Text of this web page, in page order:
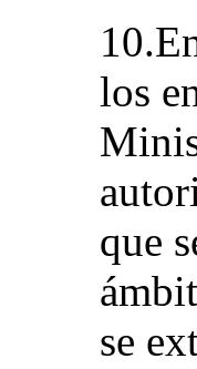
los
que
se